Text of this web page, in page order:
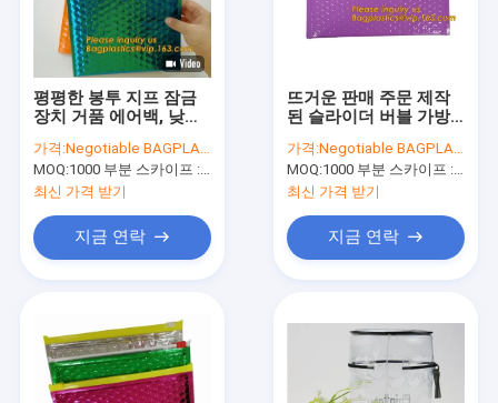
평평한 봉투 지프 잠금
장치 거품 에어백, 낮은
품 슬라이더 백, 플라스
틱 PE 물질 우편물발송
자 슬라이더 공기 집로
가격:Negotiable BAGPLASTICS@YAHOO.COM
MOQ:1000 부분 스카이프 : 마이데아르닐
최신 가격 받기
지금 연락
뜨거운 판매 주문 제작
된 슬라이더 버블 가방,
지프 잠금 장치가 가방,
단열재 패킹 백 열식 3D
박스오피스 Li를 패키징
합니다
가격:Negotiable BAGPLASTICS@YAHOO.COM
MOQ:1000 부분 스카이프 : 마이데아르닐
최신 가격 받기
지금 연락